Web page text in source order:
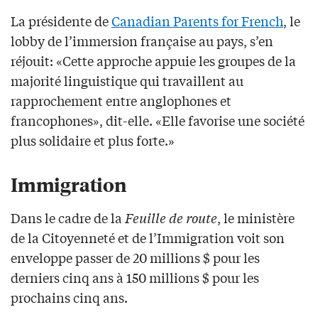
La présidente deCanadian Parents for French, le
lobby de l’immersion française au pays, s’en
réjouit: «Cette approche appuie les groupes de la
majorité linguistique qui travaillent au
rapprochement entre anglophones et
francophones», dit-elle. «Elle favorise une société
plus solidaire et plus forte.»
Immigration
Dans le cadre de laFeuille de route, le ministère
de la Citoyenneté et de l’Immigration voit son
enveloppe passer de 20 millions $ pour les
derniers cinq ans à 150 millions $ pour les
prochains cinq ans.